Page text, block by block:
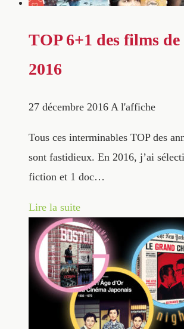
TOP 6+1 des films de
2016
27 décembre 2016 A l'affiche
Tous ces interminables TOP des
sont fastidieux. En 2016, j’ai
fiction et 1 doc…
Lire la suite